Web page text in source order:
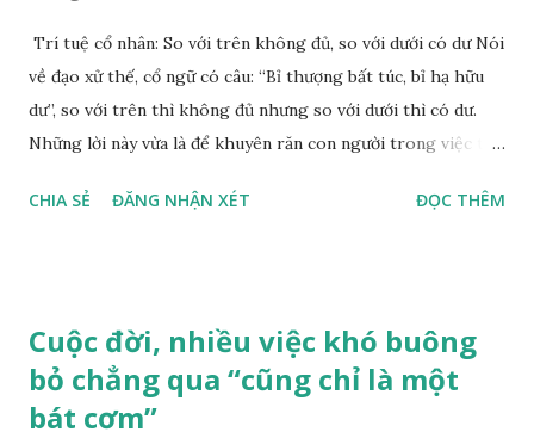
ngày sau, khi hai người đang ở trong phòng đọc sách thì
ngoài đường có tiếng tiền hô hậu ủng vang dậy, tiếng
chiêng trống quả thực náo nhiệt. Quản Ninh “mắt điếc tai
ngơ”, tiếp tục chăm chú đọc sách. Nhưng Hoa Hâm lại đứng
ngồi không yên, cuối cùng bỏ sách chạy ra xem. Quản Ninh
Trí tuệ cổ nhân: So với trên không đủ, so với dưới có dư Nói
về đạo xử thế, cổ ngữ có câu: “Bỉ thượng bất túc, bỉ hạ hữu
dư”, so với trên thì không đủ nhưng so với dưới thì có dư.
Những lời này vừa là để khuyên răn con người trong việc tu
mặt với những nghịch cảnh và thuận cảnh trong cuộc đời. 🔻
phẩm đức của một người nào đó cao thượng hơn mình, học
vấn của một người nào đó uyên bác hơn mình, thì mình có
thể tự biết mình chưa đủ, tự biết hổ thẹn mà tu dưỡng nhiều
CHIA SẺ ĐĂNG NHẬN XÉT ĐỌC THÊM
Cuộc đời, nhiều việc khó buông
bỏ chẳng qua “cũng chỉ là một
bát cơm”